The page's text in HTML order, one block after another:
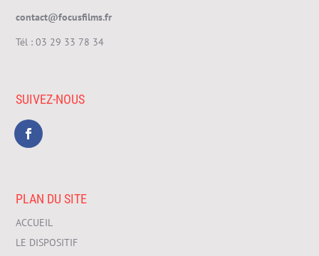
contact@focusfilms.fr
Tél :03 29 33 78 34
SUIVEZ-NOUS
PLAN DU SITE
ACCUEIL
LE DISPOSITIF